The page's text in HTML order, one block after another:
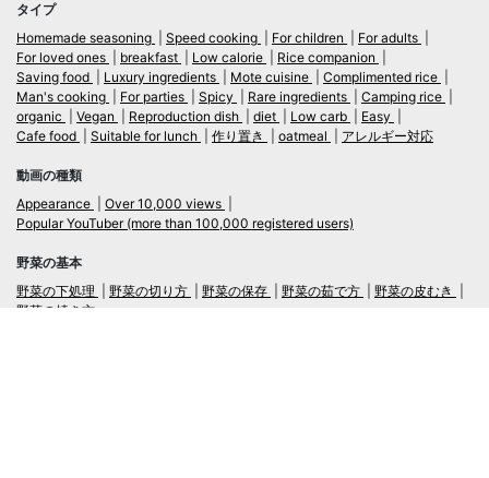
タイプ
Homemade seasoning
Speed cooking For children
For adults
For loved ones
breakfast Low calorie
Rice companion
Saving food
Luxury ingredients Mote cuisine
Complimented rice
Man's cooking
For parties Spicy Rare ingredients
Camping rice
organic
Vegan Reproduction dish diet Low carb
Easy
Cafe food
Suitable for lunch 作り置き oatmeal アレルギー対応
動画の種類
Appearance
Over 10,000 views
Popular YouTuber (more than 100,000 registered users)
野菜の基本
野菜の下処理
野菜の切り方 野菜の保存 野菜の茹で方
野菜の皮むき
野菜の焼き方